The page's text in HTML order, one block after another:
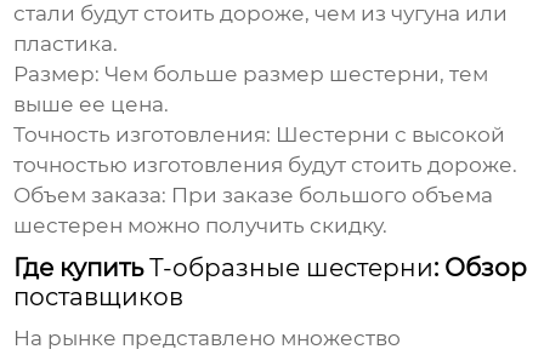
стали будут стоить дороже, чем из чугуна или
пластика.
Размер: Чем больше размер шестерни, тем
выше ее цена.
Точность изготовления: Шестерни с высокой
точностью изготовления будут стоить дороже.
Объем заказа: При заказе большого объема
шестерен можно получить скидку.
Где купитьТ-образные шестерни: Обзор
поставщиков
На рынке представлено множество